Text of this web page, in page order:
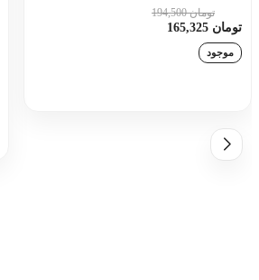
تومان 194,500
تومان 165,325
موجود